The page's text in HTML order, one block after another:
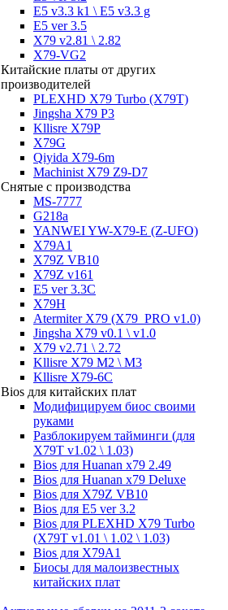
E5 v3.3 k1 \ E5 v3.3 g
E5 ver 3.5
X79 v2.81 \ 2.82
X79-VG2
Китайские платы от других
производителей
PLEXHD X79 Turbo (X79T)
Jingsha X79 P3
Kllisre X79P
X79G
Qiyida X79-6m
Machinist X79 Z9-D7
Снятые с производства
MS-7777
G218a
YANWEI YW-X79-E (Z-UFO)
X79A1
X79Z VB10
X79Z v161
E5 ver 3.3C
X79H
Atermiter X79 (X79_PRO v1.0)
Jingsha X79 v0.1 \ v1.0
X79 v2.71 \ 2.72
Kllisre X79 M2 \ M3
Kllisre X79-6C
Bios для китайских плат
Модифицируем биос своими
руками
Разблокируем тайминги (для
X79T v1.02 \ 1.03)
Bios для Huanan x79 2.49
Bios для Huanan x79 Deluxe
Bios для X79Z VB10
Bios для E5 ver 3.2
Bios для PLEXHD X79 Turbo
(X79T v1.01 \ 1.02 \ 1.03)
Bios для X79A1
Биосы для малоизвестных
китайских плат